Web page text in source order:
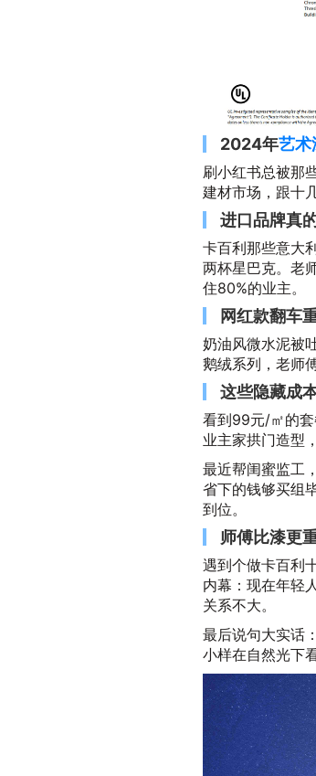
2024年艺术
刷小红书总被那
建材市场，跟十
进口品牌真
卡百利那些意大
两杯星巴克。老
住80%的业主。
网红款翻车
奶油风微水泥被
鹅绒系列，老师
这些隐藏成
看到99元/㎡的
业主家拱门造型
最近帮闺蜜监工
省下的钱够买组
到位。
师傅比漆更
遇到个做卡百利
内幕：现在年轻
关系不大。
最后说句大实话
小样在自然光下